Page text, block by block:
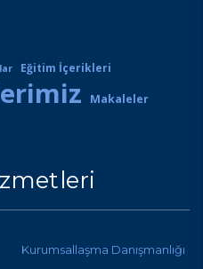
Eğitim İçerikleri
Makaleler
Kurumsallaşma Danışmanlığı